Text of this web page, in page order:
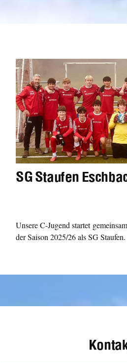
SG Staufen
Unsere C-Jugend startet
der Saison 2025/26 als SG Staufen.